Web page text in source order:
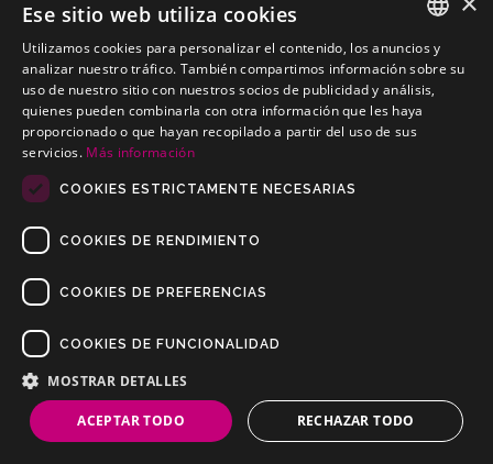
BMW Bertone Todoterreno
Kits electricos económicos para BMW Bertone Todoterreno
Copyrights © 2019 Todos los Derechos Reservados Dilusur, S.L.
Condiciones de Venta /
Política de Privacidad
/Política de Cookies
SPANISH
PORTUGUESE
Ese sitio web utiliza cookies
Utilizamos cookies para personalizar el contenido, los anuncios y
analizar nuestro tráfico. También compartimos información sobre su
uso de nuestro sitio con nuestros socios de publicidad y análisis,
quienes pueden combinarla con otra información que les haya
proporcionado o que hayan recopilado a partir del uso de sus
servicios. Más información
COOKIES ESTRICTAMENTE NECESARIAS
COOKIES DE RENDIMIENTO
COOKIES DE PREFERENCIAS
COOKIES DE FUNCIONALIDAD
MOSTRAR DETALLES
ACEPTAR TODO RECHAZAR TODO